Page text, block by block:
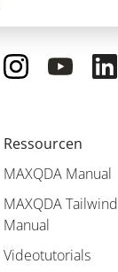
Ressourcen
MAXQDA Manual
MAXQDA Tailwind
Manual
Videotutorials